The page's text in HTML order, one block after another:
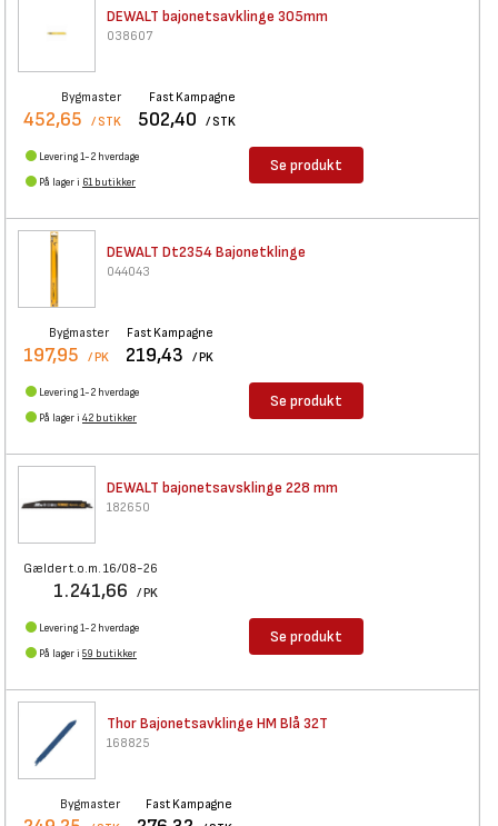
DEWALT bajonetsavklinge 305mm
038607
Bygmaster
452,65 / STK
Fast Kampagne
502,40 / STK
Levering 1-2 hverdage
På lager i 61 butikker
Se produkt
DEWALT Dt2354 Bajonetklinge
044043
Bygmaster
197,95 / PK
Fast Kampagne
219,43 / PK
Levering 1-2 hverdage
På lager i 42 butikker
Se produkt
DEWALT bajonetsavsklinge 228 mm
182650
Gælder t.o.m. 16/08-26
1.241,66 / PK
Levering 1-2 hverdage
På lager i 59 butikker
Se produkt
Thor Bajonetsavklinge HM Blå 32T
168825
Bygmaster Fast Kampagne